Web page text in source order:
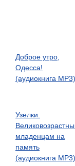
Доброе утро,
Одесса!
(аудиокнига MP3)
Узелки.
младенцам на
память
(аудиокнига MP3)